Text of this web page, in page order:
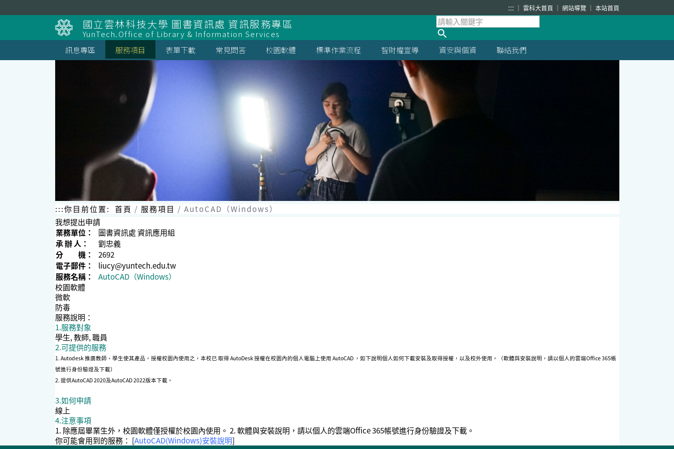
到
主
要
內
容
::: 雲科大首頁 網站導覽 本站首頁
國立雲林科技大學 圖書資訊處 資訊服務專區
YunTech.Office of Library & Information Services
訊息專區
服務項目 表單下載 常見問答 校園軟體 標準作業流程 智財權宣導 資安與個資 聯絡我們
:::你目前位置: 首頁 服務項目
AutoCAD（Windows）
我想提出申請
業務單位：
圖書資訊處 資訊應用組
承 辦 人：
劉忠義
分 機：
2692
電子郵件：
liucy@yuntech.edu.tw
服務名稱：
AutoCAD（Windows）
校園軟體
微軟
防毒
服務說明：
1.服務對象
學生, 教師, 職員
2.可提供的服務
1. Autodesk 推廣教師、學生使其產品，授權校園內使用之，本校已 取得 AutoDesk 授權在校園內的個人電腦上使用 AutoCAD ，如下說明個人如何下載安裝及取得授權，以及校外使用。（軟體與安裝說明，請以個人的雲端Office 365帳
號進行身份驗證及下載）
2. 提供AutoCAD 2020及AutoCAD 2022版本下載。
3.如何申請
線上
4.注意事項
1. 除應屆畢業生外，校園軟體僅授權於校園內使用。 2. 軟體與安裝說明，請以個人的雲端Office 365帳號進行身份驗證及下載。
你可能會用到的服務： [AutoCAD(Windows)安裝說明]